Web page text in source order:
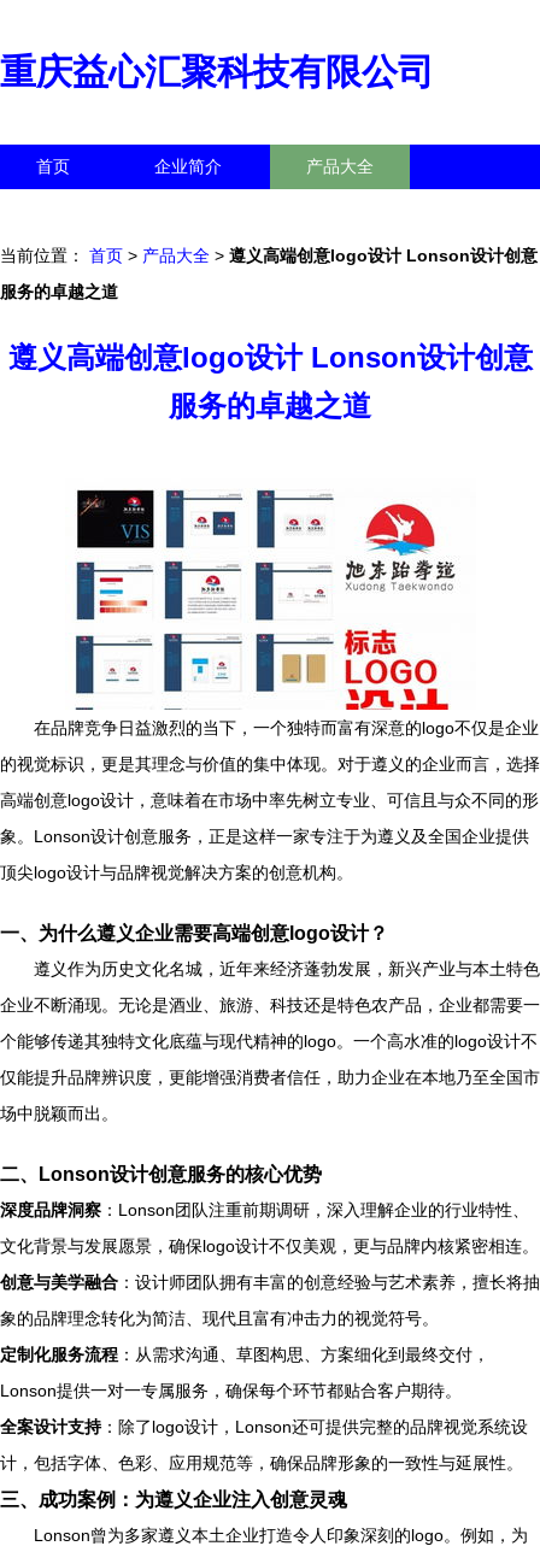
重庆益心汇聚科技有限公司
首页 企业简介 产品大全
当前位置： 首页 > 产品大全 > 遵义高端创意logo设计 Lonson设计创意
服务的卓越之道
遵义高端创意logo设计 Lonson设计创意
服务的卓越之道
在品牌竞争日益激烈的当下，一个独特而富有深意的logo不仅是企业
的视觉标识，更是其理念与价值的集中体现。对于遵义的企业而言，选择
高端创意logo设计，意味着在市场中率先树立专业、可信且与众不同的形
象。Lonson设计创意服务，正是这样一家专注于为遵义及全国企业提供
顶尖logo设计与品牌视觉解决方案的创意机构。
一、为什么遵义企业需要高端创意logo设计？
遵义作为历史文化名城，近年来经济蓬勃发展，新兴产业与本土特色
企业不断涌现。无论是酒业、旅游、科技还是特色农产品，企业都需要一
个能够传递其独特文化底蕴与现代精神的logo。一个高水准的logo设计不
仅能提升品牌辨识度，更能增强消费者信任，助力企业在本地乃至全国市
场中脱颖而出。
二、Lonson设计创意服务的核心优势
深度品牌洞察 ：Lonson团队注重前期调研，深入理解企业的行业特性、
文化背景与发展愿景，确保logo设计不仅美观，更与品牌内核紧密相连。
创意与美学融合 ：设计师团队拥有丰富的创意经验与艺术素养，擅长将抽
象的品牌理念转化为简洁、现代且富有冲击力的视觉符号。
定制化服务流程 ：从需求沟通、草图构思、方案细化到最终交付，
Lonson提供一对一专属服务，确保每个环节都贴合客户期待。
全案设计支持：除了logo设计，Lonson还可提供完整的品牌视觉系统设
计，包括字体、色彩、应用规范等，确保品牌形象的一致性与延展性。
三、成功案例：为遵义企业注入创意灵魂
Lonson曾为多家遵义本土企业打造令人印象深刻的logo。例如，为